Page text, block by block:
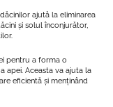
ajută la eliminarea
și solul înconjurător,
pentru a forma o
apei. Aceasta va ajuta la
eficientă și menținând